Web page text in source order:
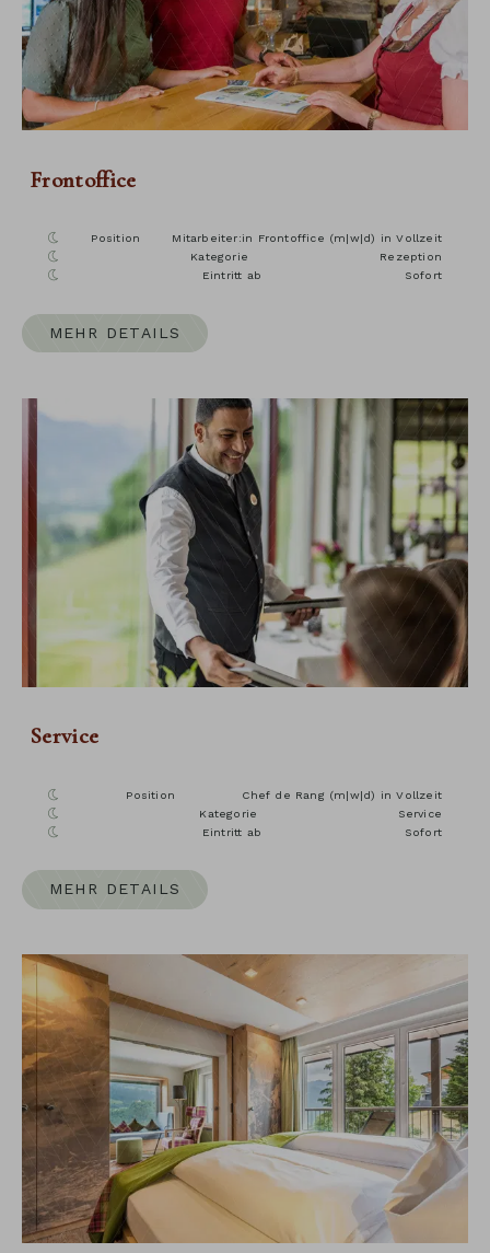
Frontoffice
Position
Mitarbeiter:in Frontoffice (m|w|d) in Vollzeit
Kategorie
Rezeption
Eintritt ab
Sofort
MEHR DETAILS
Service
Position
Chef de Rang (m|w|d) in Vollzeit
Kategorie
Service
Eintritt ab
Sofort
MEHR DETAILS